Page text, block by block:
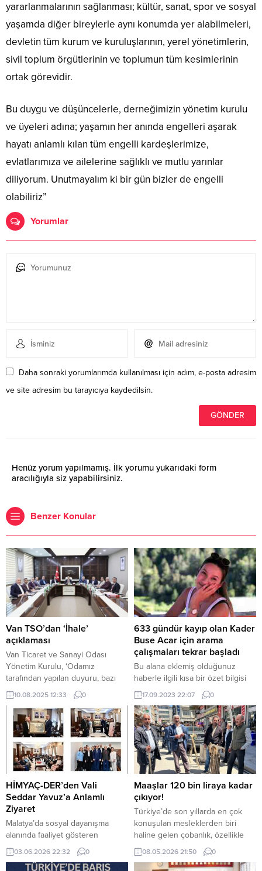
yararlanmalarının sağlanması; kültür, sanat, spor ve sosyal
yaşamda diğer bireylerle aynı konumda yer alabilmeleri,
devletin tüm kurum ve kuruluşlarının, yerel yönetimlerin,
sivil toplum örgütlerinin ve toplumun tüm kesimlerinin
ortak görevidir.
Bu duygu ve düşüncelerle, derneğimizin yönetim kurulu
ve üyeleri adına; yaşamın her anında engelleri aşarak
hayatı anlamlı kılan tüm engelli kardeşlerimize,
evlatlarımıza ve ailelerine sağlıklı ve mutlu yarınlar
diliyorum. Unutmayalım ki bir gün bizler de engelli
olabiliriz”
Yorumlar
Daha sonraki yorumlarımda kullanılması için adım, e-posta adresim
ve site adresim bu tarayıcıya kaydedilsin.
Henüz yorum yapılmamış. İlk yorumu yukarıdaki form
aracılığıyla siz yapabilirsiniz.
Benzer Konular
Van TSO’dan ‘İhale’
açıklaması
Van Ticaret ve Sanayi Odası
Yönetim Kurulu, ‘Odamız
tarafından yapılan duyuru, bazı
basın yayın organları tarafından
manipüle edilmiş ve kurumumuz
siyasi partiler/aktörler ile karşı
karşıya getirilmeye çalışılmıştır’
denildi. Van Ticaret ve
Sanayi Odası Yönetim Kurulu
tarafından yapılan açıklamada, oda
tarafından 4 Ağustos 2025...
10.08.2025 12:33 0
633 gündür kayıp olan Kader
Buse Acar için arama
çalışmaları tekrar başladı
Bu alana eklemiş olduğunuz
haberle ilgili kısa bir özet bilgisi
ekleyebilirsiniz. Bu metin yazı
düzenleme sayfasında “Özet”
bölümünden eklenebilir. Özet
eklenmişse başlık altında kalın
olarak bu şekilde gösterilir,
eklenmemişse bu alan boş kalır.
17.09.2023 22:07 0
HİMYAÇ-DER’den Vali
Seddar Yavuz’a Anlamlı
Ziyaret
Malatya’da sosyal dayanışma
alanında faaliyet gösteren
HİMYAÇ-DER (Hikâyeye Muhtaç
Yaşlılar, Çocuklar ve Kadınlar
03.06.2026 22:32 0
Maaşlar 120 bin liraya kadar
çıkıyor!
Türkiye’de son yıllarda en çok
konuşulan mesleklerden biri
haline gelen çobanlık, özellikle
hayvancılığın yoğun yapıldığı
doğu illerinde ciddi bir iş gücü
08.05.2026 21:50 0